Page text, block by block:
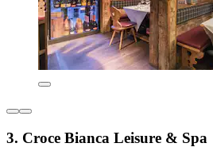
3. Croce Bianca Leisure & Spa